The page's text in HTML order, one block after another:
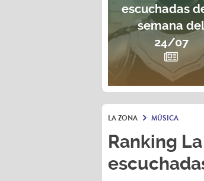
escuchadas
semana
24/07
LA ZONA MÚSICA
Ranking